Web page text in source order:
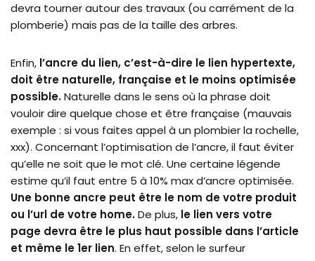
devra tourner autour des travaux (ou carrément de la
plomberie) mais pas de la taille des arbres.
Enfin, l’ancre du lien, c’est-à-dire le lien hypertexte,
doit être naturelle, française et le moins optimisée
possible.Naturelle dans le sens où la phrase doit
vouloir dire quelque chose et être française (mauvais
exemple : si vous faites appel à un plombier la rochelle,
xxx). Concernant l’optimisation de l’ancre, il faut éviter
qu’elle ne soit que le mot clé. Une certaine légende
estime qu’il faut entre 5 à 10% max d’ancre optimisée.
Une bonne ancre peut être le nom de votre produit
ou l’url de votre home.De plus, le lien vers votre
page devra être le plus haut possible dans l’article
et même le 1er lien. En effet, selon le surfeur